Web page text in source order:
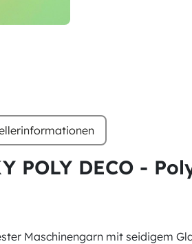
POLY DECO -
Maschinengarn mit seidigem